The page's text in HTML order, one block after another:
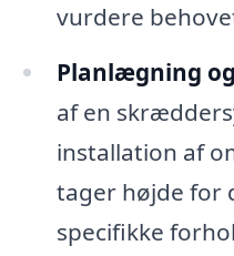
vurdere
Planlægning
af en
installation af
tager højde for
specifikke